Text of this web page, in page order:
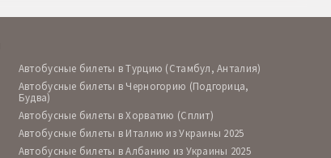
13:20 16:20
06:10 11:00
Автобусные билеты в Турцию (Стамбул, Анталия)
Автобусные билеты в Черногорию (Подгорица,
Будва)
Автобусные билеты в Хорватию (Сплит)
Автобусные билеты в Италию из Украины 2025
Автобусные билеты в Албанию из Украины 2025